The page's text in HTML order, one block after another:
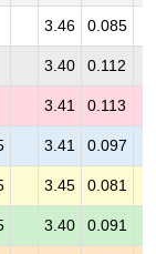
3.46 0.085
3.40 0.112
3.41 0.113
3.41 0.097
3.45 0.081
3.40 0.091